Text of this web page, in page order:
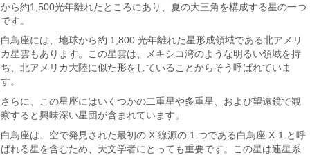
から約1,500光年離れたところにあり、夏の大三角を構成する星の一つ
です。
白鳥座には、地球から約 1,800 光年離れた星形成領域である北アメリ
カ星雲もあります。この星雲は、メキシコ湾のような明るい領域を持
ち、北アメリカ大陸に似た形をしていることからそう呼ばれていま
す。
さらに、この星座にはいくつかの二重星や多重星、および望遠鏡で観
察すると興味深い星団が含まれています。
白鳥座は、空で発見された最初の X 線源の 1 つである白鳥座 X-1 と呼
ばれる星を含むため、天文学者にとっても重要です。この星は連星系